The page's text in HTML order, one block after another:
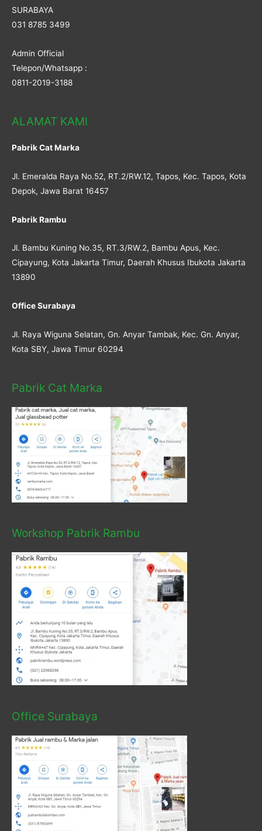
SURABAYA
031 8785 3499
Admin Official
Telepon/Whatsapp :
0811-2019-3188
ALAMAT KAMI
Pabrik Cat Marka
Jl. Emeralda Raya No.52, RT.2/RW.12, Tapos, Kec. Tapos, Kota
Depok, Jawa Barat 16457
Pabrik Rambu
Jl. Bambu Kuning No.35, RT.3/RW.2, Bambu Apus, Kec.
Cipayung, Kota Jakarta Timur, Daerah Khusus Ibukota Jakarta
13890
Office Surabaya
Jl. Raya Wiguna Selatan, Gn. Anyar Tambak, Kec. Gn. Anyar,
Kota SBY, Jawa Timur 60294
Pabrik Cat Marka
Workshop Pabrik Rambu
Office Surabaya